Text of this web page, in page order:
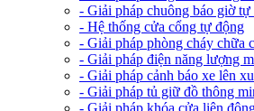
- Giải pháp chuông báo giờ tự
- Hệ thống cửa cổng tự động
- Giải pháp phòng cháy chữa
- Giải pháp điện năng lượng
- Giải pháp cảnh báo xe lên
- Giải pháp tủ giữ đồ thông
- Giải pháp khóa cửa liên